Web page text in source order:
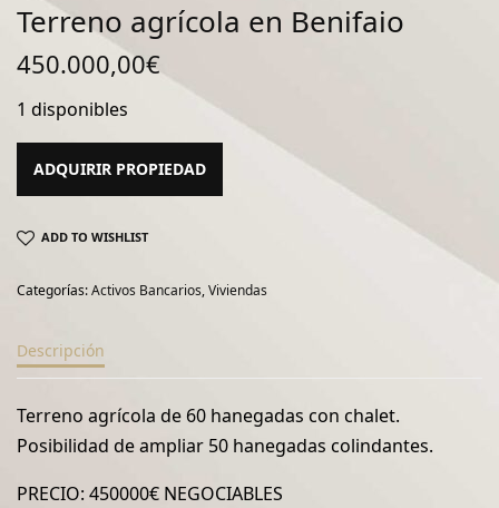
Terreno agrícola en Benifaio
450.000,00€
1 disponibles
ADQUIRIR PROPIEDAD
ADD TO WISHLIST
Categorías:Activos Bancarios,Viviendas
Descripción
Terreno agrícola de 60 hanegadas con chalet.
Posibilidad de ampliar 50 hanegadas colindantes.
PRECIO: 450000€ NEGOCIABLES